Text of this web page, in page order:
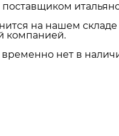
на нашем
компанией.
нет в